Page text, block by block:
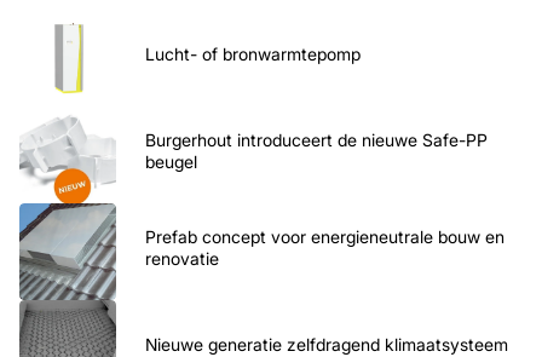
Lucht- of bronwarmtepomp
Burgerhout introduceert de nieuwe Safe-PP
beugel
Prefab concept voor energieneutrale bouw en
renovatie
Nieuwe generatie zelfdragend klimaatsysteem